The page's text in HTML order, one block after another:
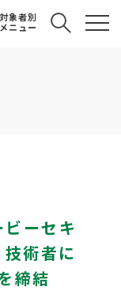
対象者別
メニュー
ーセキ
術者に
締結